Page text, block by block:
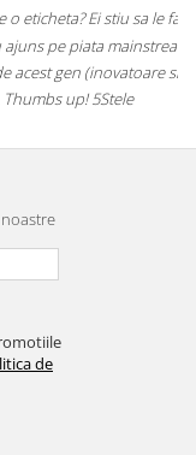
Ei stiu sa le faca
pe piata mainstream.
gen (inovatoare si
up! 5Stele
de